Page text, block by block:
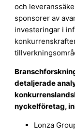
och
sponsorer av
investeringar i
detaljerade
nyckelföretag,
Lonza